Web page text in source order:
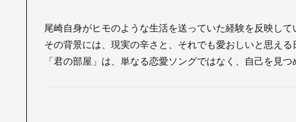
尾崎自身がヒモのような生活を送っていた経験を反映して
その背景には、現実の辛さと、それでも愛おしいと思える
「君の部屋」は、単なる恋愛ソングではなく、自己を見